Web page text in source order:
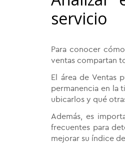
servicio
Para conocer
ventas compartan
El área de Ventas
permanencia en la
ubicarlos y qué
Además, es
frecuentes para
mejorar su índice